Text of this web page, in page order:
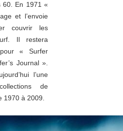
60. En 1971 «
et l’envoie
couvrir les
Il restera
« Surfer
Journal ».
l’une
de
1970 à 2009.